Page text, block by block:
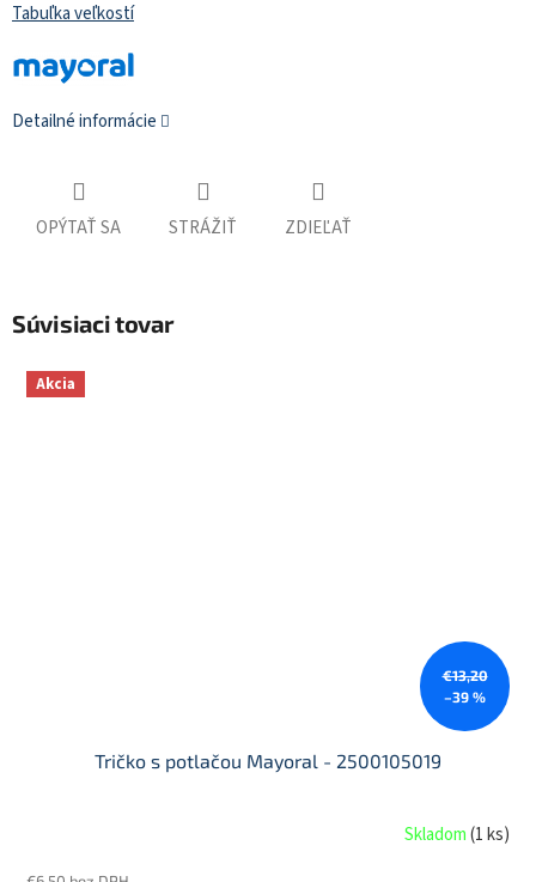
Tabuľka veľkostí
Detailné informácie
OPÝTAŤ SA STRÁŽIŤ ZDIEĽAŤ
Súvisiaci tovar
Akcia
€13,20
–39 %
Tričko s potlačou Mayoral - 2500105019
Skladom(1 ks)